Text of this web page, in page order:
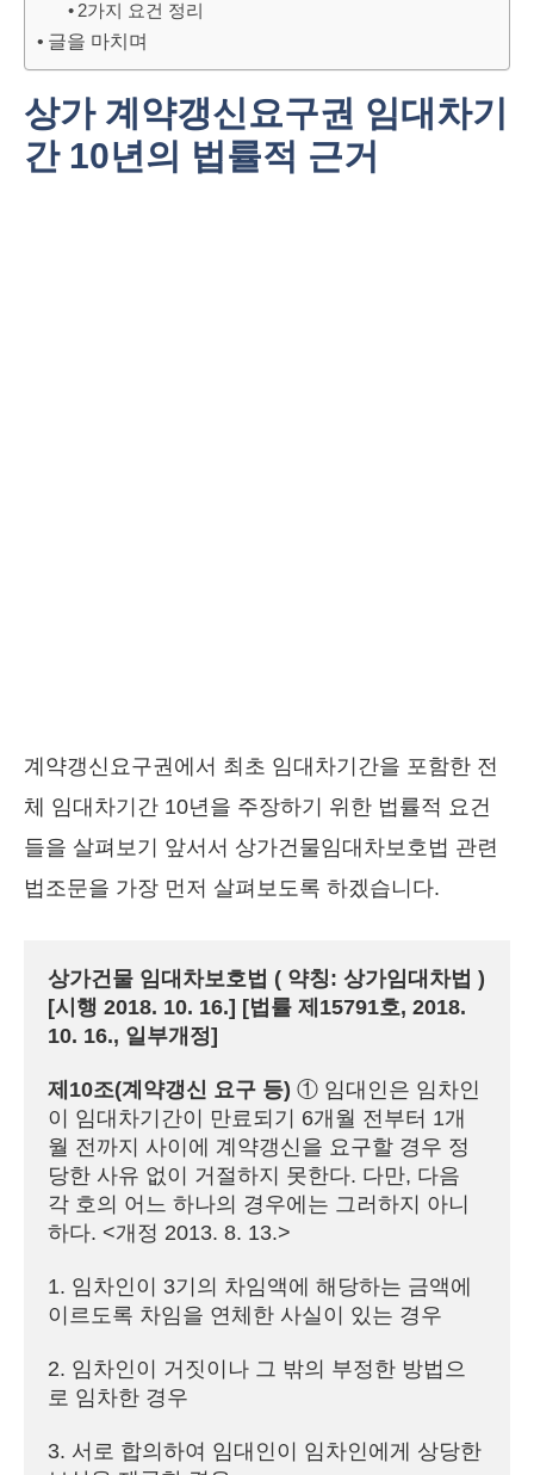
2가지 요건 정리
글을 마치며
상가 계약갱신요구권 임대차기
간 10년의 법률적 근거
계약갱신요구권에서 최초 임대차기간을 포함한 전
체 임대차기간 10년을 주장하기 위한 법률적 요건
들을 살펴보기 앞서서 상가건물임대차보호법 관련
법조문을 가장 먼저 살펴보도록 하겠습니다.
상가건물 임대차보호법 ( 약칭: 상가임대차법 )
[시행 2018. 10. 16.] [법률 제15791호, 2018.
제10조(계약갱신 요구 등) ① 임대인은 임차인
이 임대차기간이 만료되기 6개월 전부터 1개
월 전까지 사이에 계약갱신을 요구할 경우 정
당한 사유 없이 거절하지 못한다. 다만, 다음
각 호의 어느 하나의 경우에는 그러하지 아니
하다. <개정 2013. 8. 13.>
1. 임차인이 3기의 차임액에 해당하는 금액에
이르도록 차임을 연체한 사실이 있는 경우
2. 임차인이 거짓이나 그 밖의 부정한 방법으
로 임차한 경우
3. 서로 합의하여 임대인이 임차인에게 상당한